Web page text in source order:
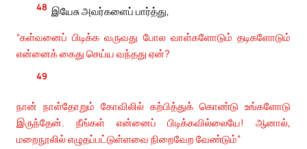
48 இயேசு அவர்களைப் பார்த்து,
“கள்வனைப் பிடிக்க வருவது போல வாள்களோடும் தடிகளோடும்
என்னைக் கைது செய்ய வந்தது ஏன்?
49
நான் நாள்தோறும் கோவிலில் கற்பித்துக் கொண்டு உங்களோடு
இருந்தேன். நீங்கள் என்னைப் பிடிக்கவில்லையே! ஆனால்,
மறைநூலில் எழுதப்பட்டுள்ளவை நிறைவேற வேண்டும்”